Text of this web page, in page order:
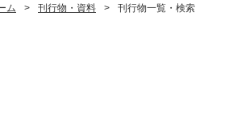
ム > 刊行物・資料 > 刊行物一覧・検索